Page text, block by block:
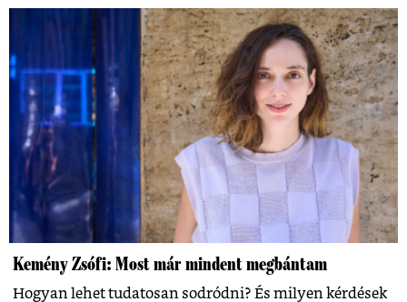
Kemény Zsófi: Most már mindent megbántam
Hogyan lehet tudatosan sodródni? És milyen kérdések